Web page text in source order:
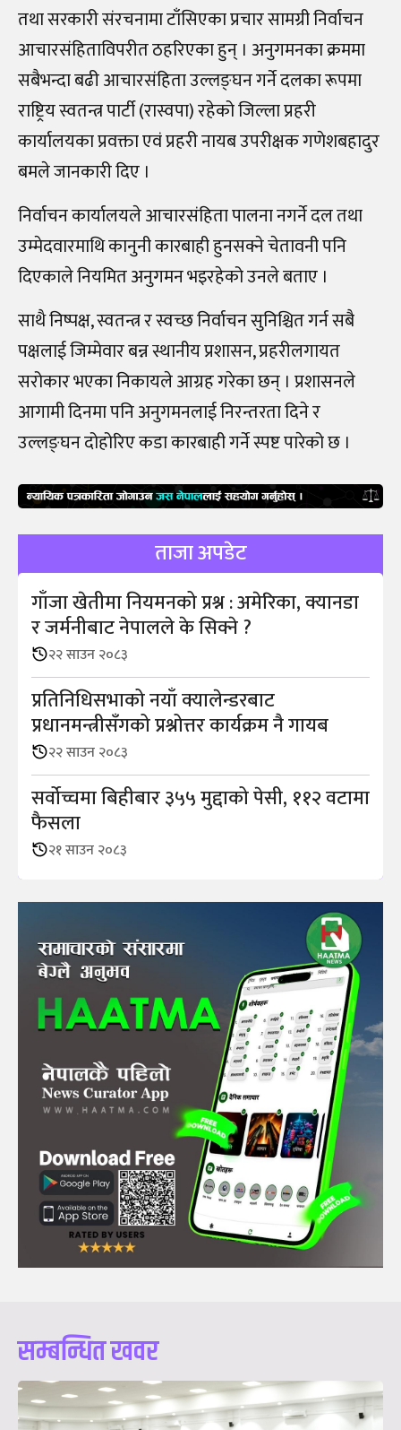
तथा सरकारी संरचनामा टाँसिएका प्रचार सामग्री निर्वाचन
आचारसंहिताविपरीत ठहरिएका हुन् । अनुगमनका क्रममा
सबैभन्दा बढी आचारसंहिता उल्लङ्घन गर्ने दलका रूपमा
राष्ट्रिय स्वतन्त्र पार्टी (रास्वपा) रहेको जिल्ला प्रहरी
कार्यालयका प्रवक्ता एवं प्रहरी नायब उपरीक्षक गणेशबहादुर
बमले जानकारी दिए ।
निर्वाचन कार्यालयले आचारसंहिता पालना नगर्ने दल तथा
उम्मेदवारमाथि कानुनी कारबाही हुनसक्ने चेतावनी पनि
दिएकाले नियमित अनुगमन भइरहेको उनले बताए ।
साथै निष्पक्ष, स्वतन्त्र र स्वच्छ निर्वाचन सुनिश्चित गर्न सबै
पक्षलाई जिम्मेवार बन्न स्थानीय प्रशासन, प्रहरीलगायत
सरोकार भएका निकायले आग्रह गरेका छन् । प्रशासनले
आगामी दिनमा पनि अनुगमनलाई निरन्तरता दिने र
उल्लङ्घन दोहोरिए कडा कारबाही गर्ने स्पष्ट पारेको छ ।
ताजा अपडेट
गाँजा खेतीमा नियमनको प्रश्न : अमेरिका, क्यानडा
र जर्मनीबाट नेपालले के सिक्ने ?
२२ साउन २०८३
प्रतिनिधिसभाको नयाँ क्यालेन्डरबाट
प्रधानमन्त्रीसँगको प्रश्नोत्तर कार्यक्रम नै गायब
२२ साउन २०८३
सर्वोच्चमा बिहीबार ३५५ मुद्दाको पेसी, ११२ वटामा
फैसला
२१ साउन २०८३
सम्बन्धित खवर